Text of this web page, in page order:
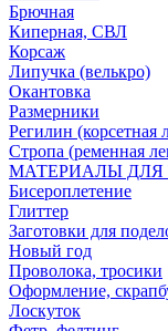
Брючная
Киперная, СВЛ
Корсаж
Липучка (велькро)
Окантовка
Размерники
Регилин (корсетная
Стропа (ременная
МАТЕРИАЛЫ ДЛЯ
Бисероплетение
Глиттер
Заготовки для
Новый год
Проволока, тросики
Оформление,
Лоскуток